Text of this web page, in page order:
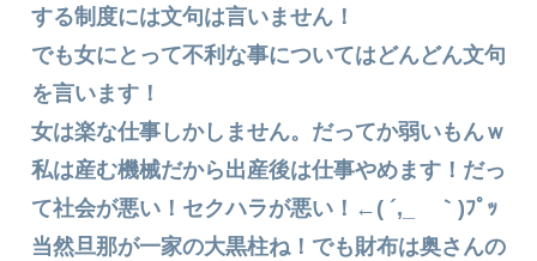
する制度には文句は言いません！
でも女にとって不利な事についてはどんどん文句
を言います！
女は楽な仕事しかしません。だってか弱いもんｗ
私は産む機械だから出産後は仕事やめます！だっ
て社会が悪い！セクハラが悪い！←( ´,_ゝ｀)ﾌﾟｯ
当然旦那が一家の大黒柱ね！でも財布は奥さんの